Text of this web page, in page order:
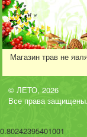
Магазин трав не
© ЛЕТО, 2026
Все права защищены.
0.80242395401001